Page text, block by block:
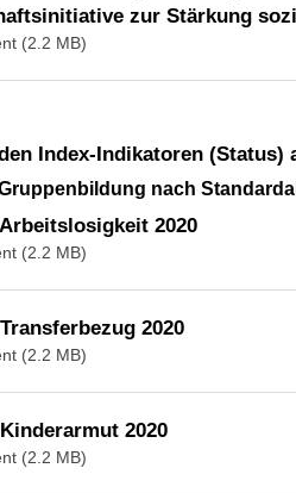
zur Stärkung
(2.2 MB)
den Index-Indikatoren
Gruppenbildung nach
2020
(2.2 MB)
2020
(2.2 MB)
2020
(2.2 MB)